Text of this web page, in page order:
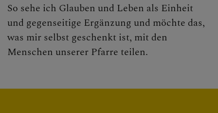
So sehe ich Glauben und Leben als Einheit
und gegenseitige Ergänzung und möchte das,
was mir selbst geschenkt ist, mit den
Menschen unserer Pfarre teilen.